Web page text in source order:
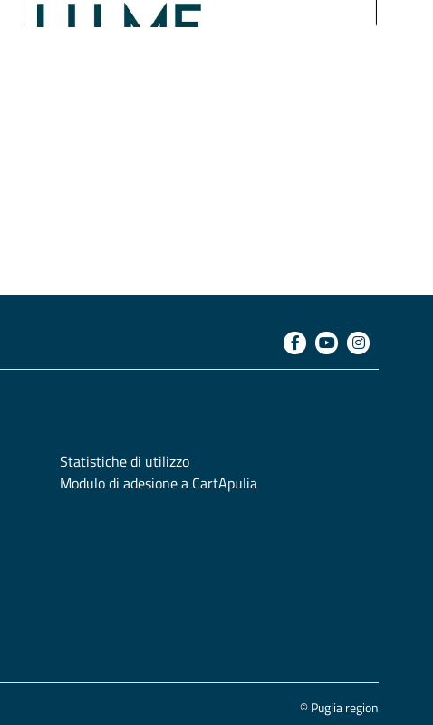
Statistiche di utilizzo
Modulo di adesione a CartApulia
© Puglia region